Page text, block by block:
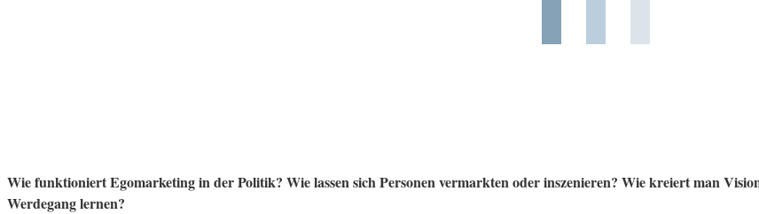
Wie funktioniert Egomarketing in der Politik? Wie lassen sich Personen vermarkten oder inszenieren? Wie kreiert man
Werdegang lernen?